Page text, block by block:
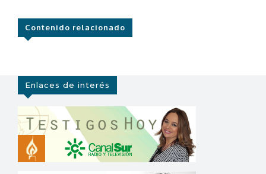
Contenido relacionado
Enlaces de interés